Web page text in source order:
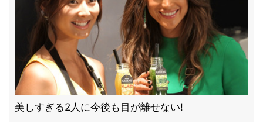
美しすぎる2人に今後も目が離せない!